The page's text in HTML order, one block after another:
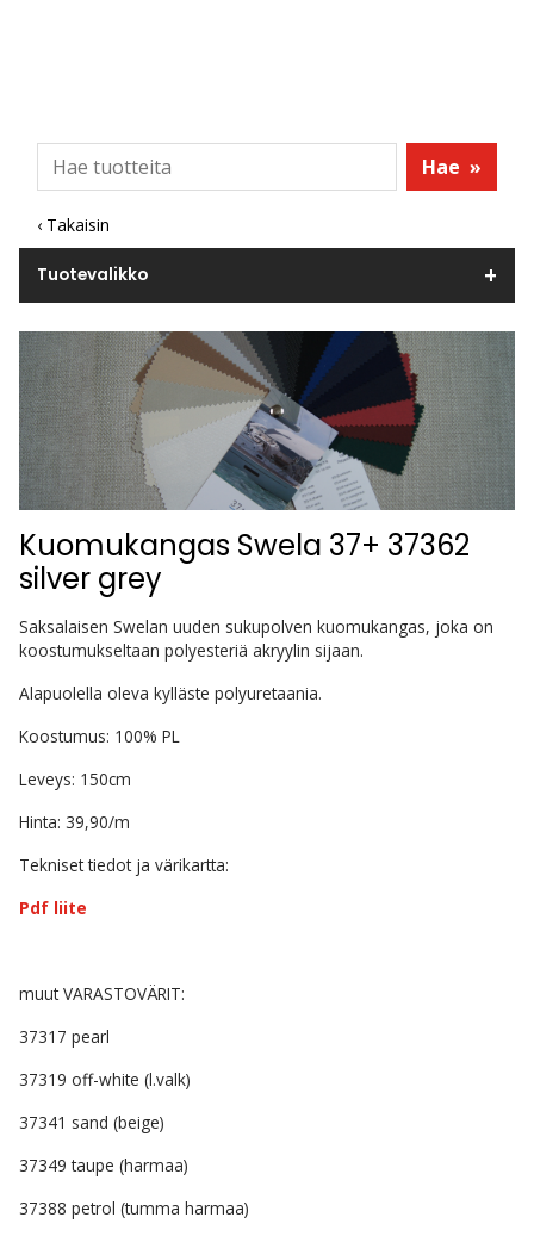
Hae »
‹ Takaisin
Tuotevalikko
Kuomukangas Swela 37+ 37362
silver grey
Saksalaisen Swelan uuden sukupolven kuomukangas, joka on
koostumukseltaan polyesteriä akryylin sijaan.
Alapuolella oleva kylläste polyuretaania.
Koostumus: 100% PL
Leveys: 150cm
Hinta: 39,90/m
Tekniset tiedot ja värikartta:
Pdf liite
muut VARASTOVÄRIT:
37317 pearl
37319 off-white (l.valk)
37341 sand (beige)
37349 taupe (harmaa)
37388 petrol (tumma harmaa)